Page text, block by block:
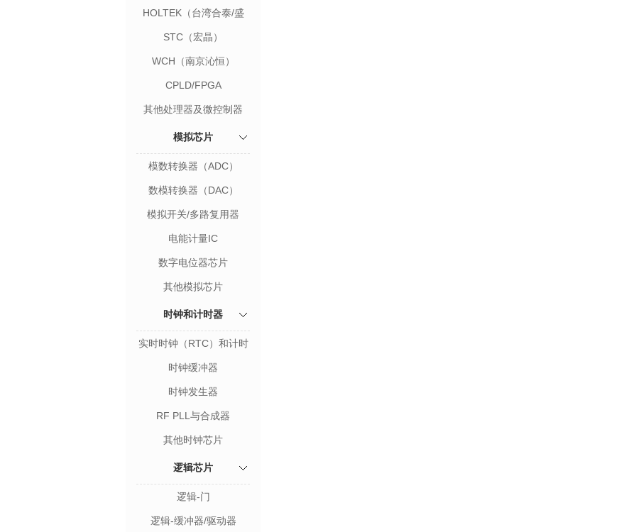
HOLTEK（台湾合泰/盛
群）
STC（宏晶）
WCH（南京沁恒）
CPLD/FPGA
其他处理器及微控制器
模拟芯片
模数转换器（ADC）
数模转换器（DAC）
模拟开关/多路复用器
电能计量IC
数字电位器芯片
其他模拟芯片
时钟和计时器
实时时钟（RTC）和计时
器
时钟缓冲器
时钟发生器
RF PLL与合成器
其他时钟芯片
逻辑芯片
逻辑-门
逻辑-缓冲器/驱动器